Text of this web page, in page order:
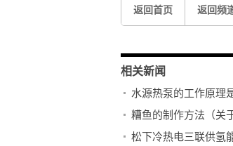
返回首页 返回频
相关新闻
水源热泵的工作原理
糟鱼的制作方法（关
松下冷热电三联供氢